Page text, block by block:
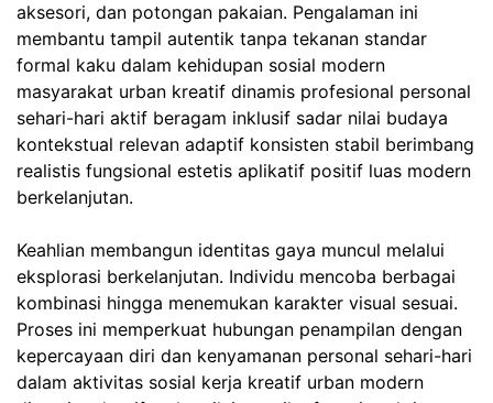
aksesori, dan potongan pakaian. Pengalaman ini
membantu tampil autentik tanpa tekanan standar
formal kaku dalam kehidupan sosial modern
masyarakat urban kreatif dinamis profesional personal
sehari-hari aktif beragam inklusif sadar nilai budaya
kontekstual relevan adaptif konsisten stabil berimbang
realistis fungsional estetis aplikatif positif luas modern
berkelanjutan.
Keahlian membangun identitas gaya muncul melalui
eksplorasi berkelanjutan. Individu mencoba berbagai
kombinasi hingga menemukan karakter visual sesuai.
Proses ini memperkuat hubungan penampilan dengan
kepercayaan diri dan kenyamanan personal sehari-hari
dalam aktivitas sosial kerja kreatif urban modern